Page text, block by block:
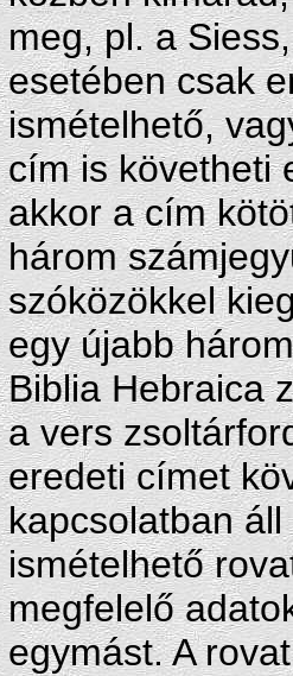
meg, pl. a
esetében csak
ismételhető,
cím is követheti
akkor a cím
három
szóközökkel
egy újabb
Biblia Hebraica
a vers
eredeti címet
kapcsolatban
ismételhető
megfelelő
egymást. A